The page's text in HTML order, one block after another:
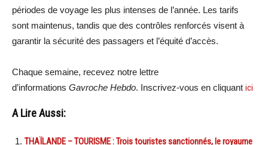
périodes de voyage les plus intenses de l’année. Les tarifs
sont maintenus, tandis que des contrôles renforcés visent à
garantir la sécurité des passagers et l’équité d’accès.
Chaque semaine, recevez notre lettre
d’informations Gavroche Hebdo. Inscrivez-vous en cliquant ici
A Lire Aussi:
THAÏLANDE – TOURISME : Trois touristes sanctionnés, le royaume